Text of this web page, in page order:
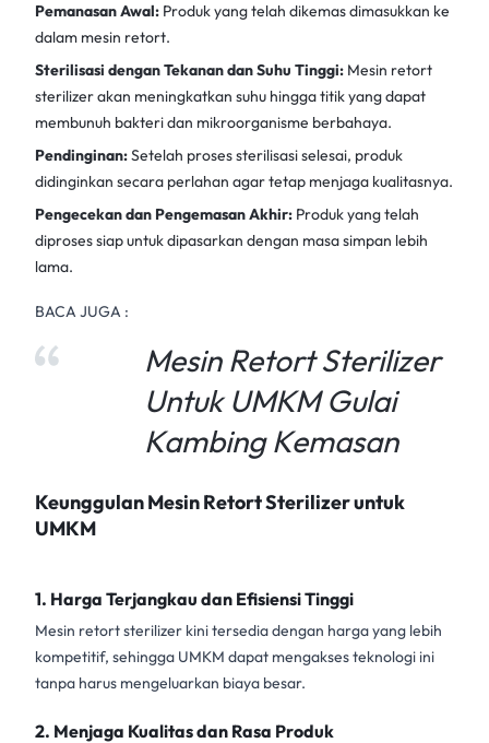
Pemanasan Awal: Produk yang telah dikemas dimasukkan ke
dalam mesin retort.
Sterilisasi dengan Tekanan dan Suhu Tinggi: Mesin retort
sterilizerakan meningkatkan suhu hingga titik yang dapat
membunuh bakteri dan mikroorganisme berbahaya.
Pendinginan:Setelah proses sterilisasi selesai, produk
didinginkan secara perlahan agar tetap menjaga kualitasnya.
Pengecekan dan Pengemasan Akhir: Produk yang telah
diproses siap untuk dipasarkan dengan masa simpan lebih
lama.
BACA JUGA :
Mesin Retort Sterilizer
Untuk UMKM Gulai
Kambing Kemasan
Keunggulan Mesin Retort Sterilizer untuk
UMKM
1. Harga Terjangkau dan Efisiensi Tinggi
Mesin retort sterilizer kini tersedia dengan harga yang lebih
kompetitif, sehingga UMKM dapat mengakses teknologi ini
tanpa harus mengeluarkan biaya besar.
2. Menjaga Kualitas dan Rasa Produk